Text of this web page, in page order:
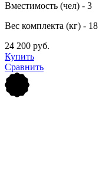
Вместимость (чел) - 3
Вес комплекта (кг) - 18
24 200 руб.
Купить
Сравнить